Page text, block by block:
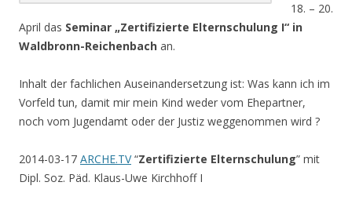
18. – 20.
April das Seminar „Zertifizierte Elternschulung I“ in
Waldbronn-Reichenbach an.
Inhalt der fachlichen Auseinandersetzung ist: Was kann ich im
Vorfeld tun, damit mir mein Kind weder vom Ehepartner,
noch vom Jugendamt oder der Justiz weggenommen wird ?
2014-03-17 ARCHE.TV“Zertifizierte Elternschulung” mit
Dipl. Soz. Päd. Klaus-Uwe Kirchhoff I